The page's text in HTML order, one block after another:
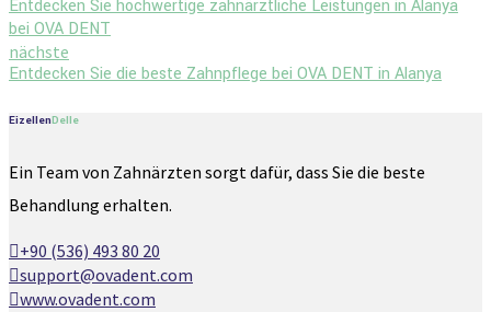
Entdecken Sie hochwertige zahnärztliche Leistungen in Alanya
bei OVA DENT
nächste
Entdecken Sie die beste Zahnpflege bei OVA DENT in Alanya
EizellenDelle
Ein Team von Zahnärzten sorgt dafür, dass Sie die beste
Behandlung erhalten.
+90 (536) 493 80 20
support@ovadent.com
www.ovadent.com